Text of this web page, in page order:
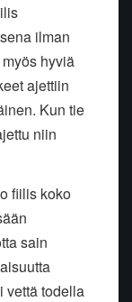
ilman
hyviä
ajettiin
Kun tie
niin
fiilis koko
sain
vettä todella